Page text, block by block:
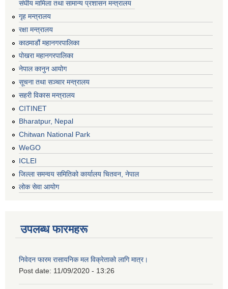
संघीय मामिला तथा सामान्य प्रशासन मन्त्रालय
गृह मन्त्रालय
रक्षा मन्त्रालय
काठमाडौं महानगरपालिका
पोखरा महानगरपालिका
नेपाल कानुन आयोग
सूचना तथा सञ्चार मन्त्रालय
सहरी विकास मन्त्रालय
CITINET
Bharatpur, Nepal
Chitwan National Park
WeGO
ICLEI
जिल्ला समन्वय समितिको कार्यालय चितवन, नेपाल
लोक सेवा आयोग
उपलब्ध फारमहरू
निवेदन फारम रासायनिक मल विक्रेताको लागि मात्र।
Post date: 11/09/2020 - 13:26